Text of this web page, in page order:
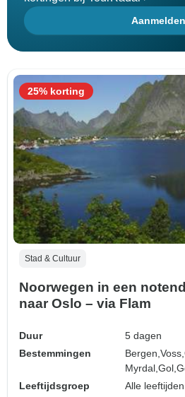
Aanmelden
Stad & Cultuur
Noorwegen in een
naar Oslo – via Flam
Duur
5 dagen
Bestemmingen
Bergen,Voss,
Myrdal,Gol,
Leeftijdsgroep
Alle
25% korting